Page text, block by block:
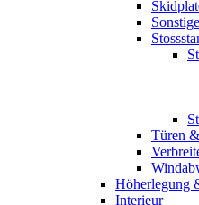
Türen
Höherlegung
Interieur